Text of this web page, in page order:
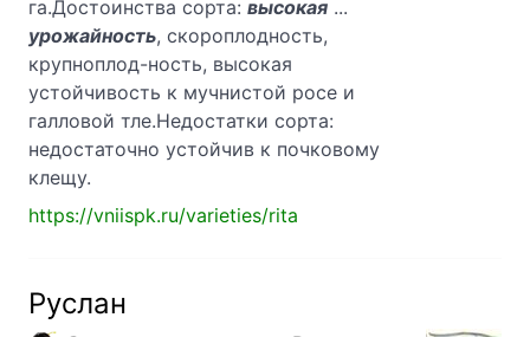
га.Достоинства сорта: высокая ...
урожайность, скороплодность,
крупноплод-ность, высокая
устойчивость к мучнистой росе и
галловой тле.Недостатки сорта:
недостаточно устойчив к почковому
клещу.
https://vniispk.ru/varieties/rita
Руслан